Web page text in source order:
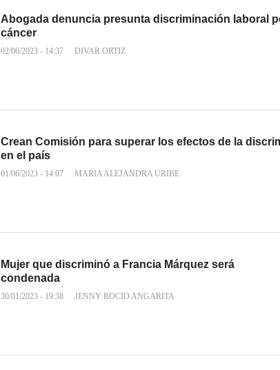
Abogada denuncia presunta discriminación laboral
cáncer
02/06/2023 - 14:37 DIVAR ORTIZ
Crean Comisión para superar los efectos de la
en el país
01/06/2023 - 14:07 MARIA ALEJANDRA URIBE
Mujer que discriminó a Francia Márquez será
condenada
30/01/2023 - 19:38 JENNY ROCIO ANGARITA